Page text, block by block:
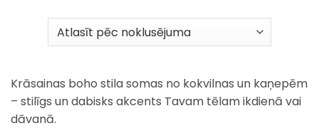
Krāsainas boho stila somas no kokvilnas un kaņepēm
– stilīgs un dabisks akcents Tavam tēlam ikdienā vai
dāvanā.